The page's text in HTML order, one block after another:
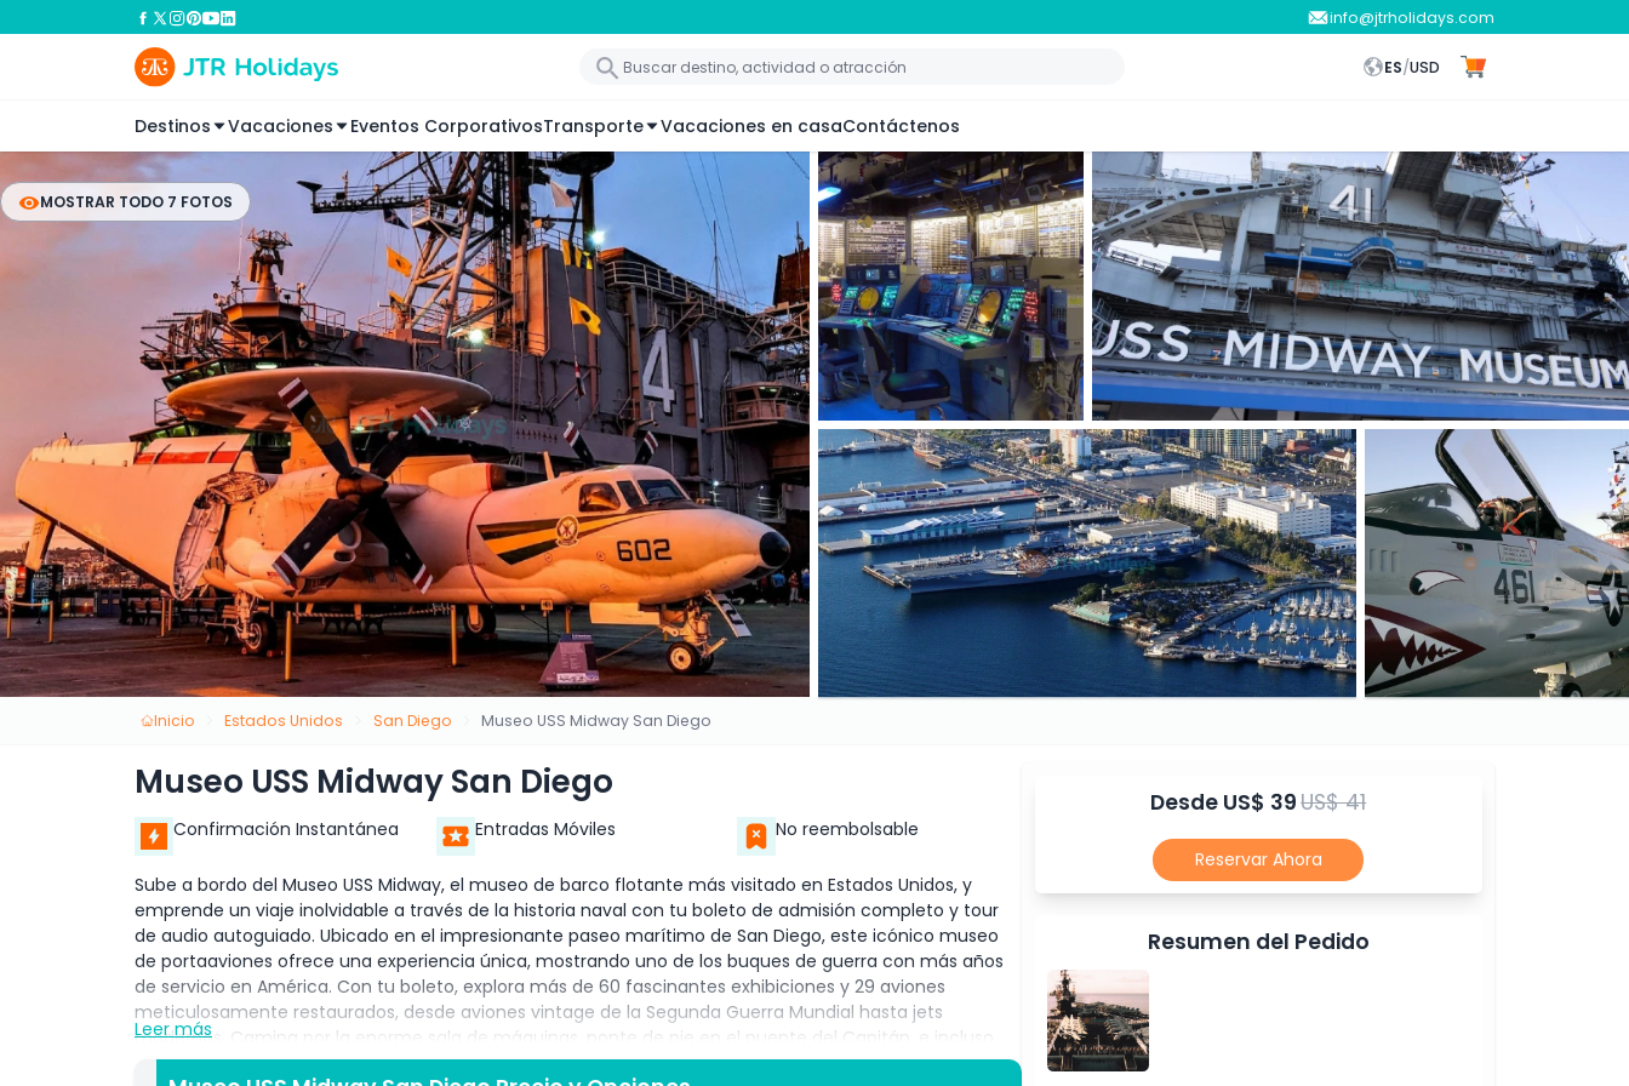
info@jtrholidays.com
ES/USD
Destinos Vacaciones Eventos CorporativosTransporte Vacaciones en casaContáctenos
MOSTRAR TODO 7 FOTOS
Inicio Estados Unidos San Diego Museo USS Midway San Diego
Museo USS Midway San Diego
Confirmación Instantánea Entradas Móviles No reembolsable
Sube a bordo del Museo USS Midway, el museo de barco flotante más visitado en Estados Unidos, y
emprende un viaje inolvidable a través de la historia naval con tu boleto de admisión completo y tour
de audio autoguiado. Ubicado en el impresionante paseo marítimo de San Diego, este icónico museo
de portaaviones ofrece una experiencia única, mostrando uno de los buques de guerra con más años
de servicio en América. Con tu boleto, explora más de 60 fascinantes exhibiciones y 29 aviones
meticulosamente restaurados, desde aviones vintage de la Segunda Guerra Mundial hasta jets
modernos. Camina por la enorme sala de máquinas, ponte de pie en el puente del Capitán, e incluso
súbete a cabinas reales de aviones para un acercamiento a la aviación naval. El recorrido de audio
Leer más
Desde US$ 39US$ 41
Reservar Ahora
Resumen del Pedido